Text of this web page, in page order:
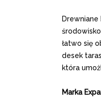
łatwo się
desek
która
Marka